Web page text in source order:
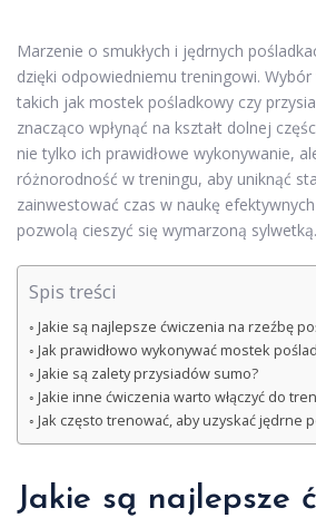
Marzenie o smukłych i jędrnych
dzięki odpowiedniemu treningowi. Wybór
takich jak mostek pośladkowy czy
znacząco wpłynąć na kształt dolnej
nie tylko ich prawidłowe wykonywanie,
różnorodność w treningu, aby uniknąć
zainwestować czas w naukę
pozwolą cieszyć się wymarzoną sylwetką.
Spis treści
Jakie są najlepsze ćwiczenia na rzeźbę
Jak prawidłowo wykonywać mostek
Jakie są zalety przysiadów sumo?
Jakie inne ćwiczenia warto włączyć do
Jak często trenować, aby uzyskać jędrne
Jakie są najlepsze